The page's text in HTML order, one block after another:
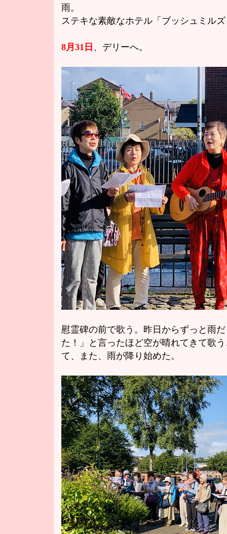
雨。
ステキな素敵なホテル「ブッシュミル
8月31日 、デリーへ。
慰霊碑の前で歌う。昨日からずっと雨
た！」と言ったほど空が晴れてきて歌
て、また、雨が降り始めた。